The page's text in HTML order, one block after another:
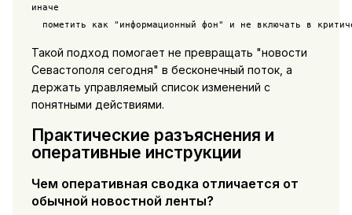
иначе
пометить как "информационный фон" и не включать в
Такой подход помогает не превращать "новости
Севастополя сегодня" в бесконечный поток, а
держать управляемый список изменений с
понятными действиями.
Практические разъяснения и
оперативные инструкции
Чем оперативная сводка отличается от
обычной новостной ленты?